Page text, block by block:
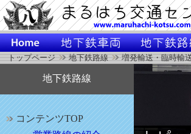
トップページ 地下鉄路線 増発輸送・臨時輸
地下鉄路線
コンテンツTOP